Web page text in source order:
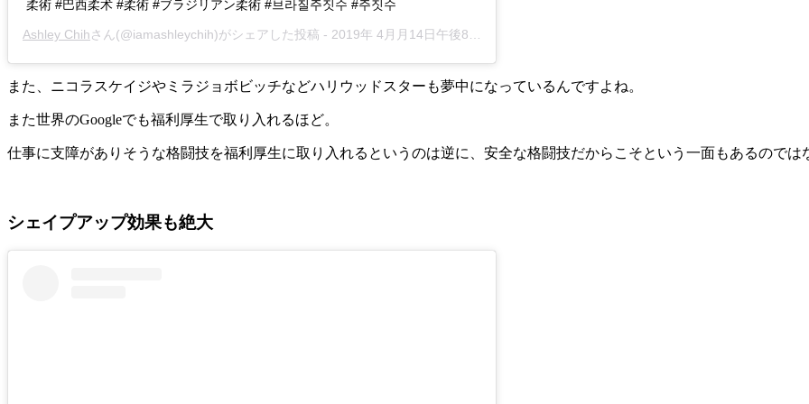
柔術 #巴西柔术 #柔術 #ブラジリアン柔術 #브라질주짓수 #주짓수
Ashley Chihさん(@iamashleychih)がシェアした投稿 - 2019年 4月月14日午後8時07分PDT
また、ニコラスケイジやミラジョボビッチなどハリウッドスターも夢中になっているんですよね。
また世界のGoogleでも福利厚生で取り入れるほど。
仕事に支障がありそうな格闘技を福利厚生に取り入れるというのは逆に、安全な格闘技だからこそという一面もあるのでは
シェイプアップ効果も絶大